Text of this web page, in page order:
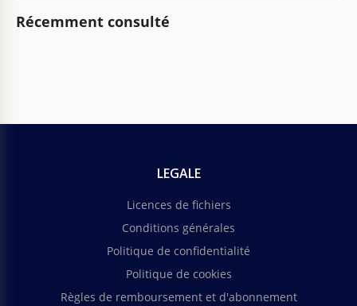
Récemment consulté
LEGALE
Licences de fichiers
Conditions générales
Politique de confidentialité
Politique de cookies
Règles de remboursement et d'abonnement